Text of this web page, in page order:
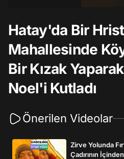
Hatay'da Bir
Mahallesinde
Bir Kızak
Noel'i Kutladı
Önerilen Videolar
Zirve Yolunda
Çadırının